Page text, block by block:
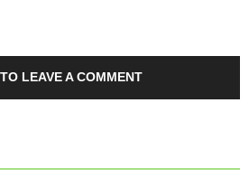
LEAVE A COMMENT